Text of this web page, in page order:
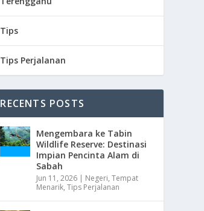
Tips
Tips Perjalanan
RECENTS POSTS
Mengembara ke Tabin
Wildlife Reserve: Destinasi
Impian Pencinta Alam di
Sabah
Jun 11, 2026 | Negeri,Tempat
Menarik,Tips Perjalanan